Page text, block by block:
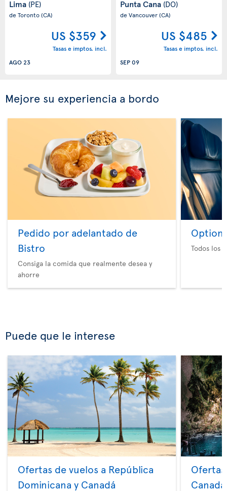
Lima (PE)
de Toronto(CA)
US $359
Tasas e imptos. incl.
AGO 23
Punta Cana (DO)
de Vancouver(CA)
US $485
Tasas e imptos. incl.
SEP 09
Mejore su experiencia a bordo
Pedido por adelantado de
Bistro
Consiga la comida que realmente desea y
ahorre
Option
Todos los
Puede que le interese
Ofertas de vuelos a República
Dominicana y Canadá
Canadá